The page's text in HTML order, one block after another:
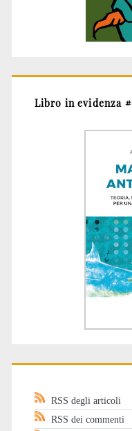
Libro in evidenza
RSS degli articoli
RSS dei commenti